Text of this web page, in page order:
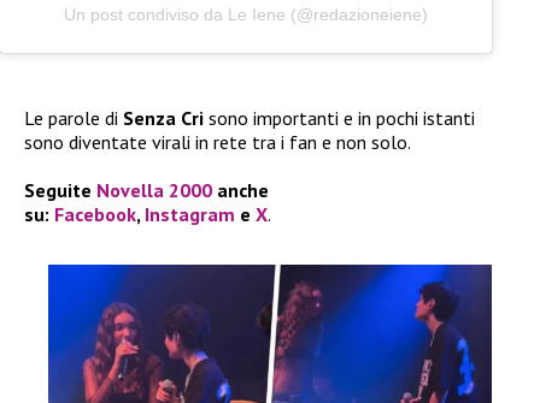
Un post condiviso da Le Iene (@redazioneiene)
Le parole di Senza Cri sono importanti e in pochi istanti
sono diventate virali in rete tra i fan e non solo.
Seguite Novella 2000 anche
su: Facebook, Instagram e X.